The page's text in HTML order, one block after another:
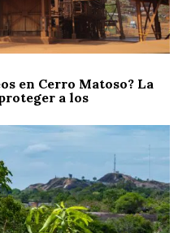
en Cerro Matoso? La
a los